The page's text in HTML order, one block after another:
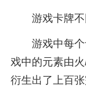
游戏卡牌
游戏中每
戏中的元素由
衍生出了上百